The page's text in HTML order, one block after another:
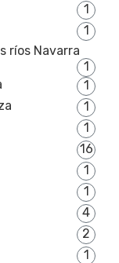
1
1
ríos Navarra
1
1
1
1
16
1
1
4
2
1